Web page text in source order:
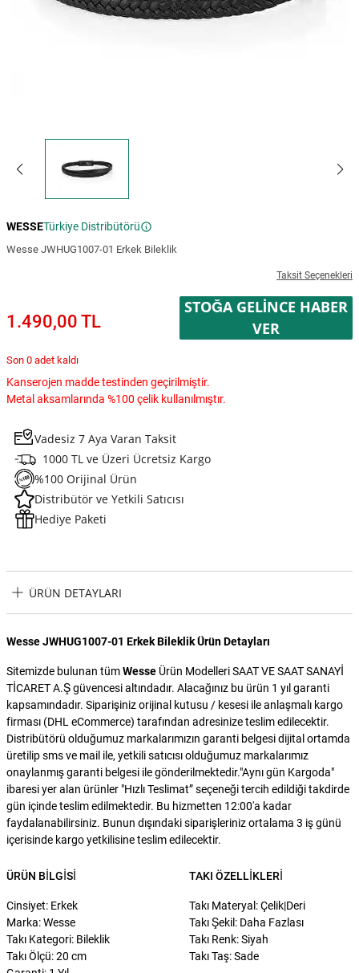
WESSETürkiye Distribütörü
Wesse JWHUG1007-01 Erkek Bileklik
Taksit Seçenekleri
1.490,00 TL
STOĞA GELINCE HABER
VER
Son 0 adet kaldı
Kanserojen madde testinden geçirilmiştir.
Metal aksamlarında %100 çelik kullanılmıştır.
Vadesiz 7 Aya Varan Taksit
1000 TL ve Üzeri Ücretsiz Kargo
%100 Orijinal Ürün
Distribütör ve Yetkili Satıcısı
Hediye Paketi
ÜRÜN DETAYLARI
Wesse JWHUG1007-01 Erkek Bileklik Ürün Detayları
Sitemizde bulunan tümWesse Ürün Modelleri SAAT VE SAAT SANAYİ
TİCARET A.Ş güvencesi altındadır. Alacağınız bu ürün 1 yıl garanti
kapsamındadır. Siparişiniz orijinal kutusu / kesesi ile anlaşmalı kargo
firması (DHL eCommerce) tarafından adresinize teslim edilecektir.
Distribütörü olduğumuz markalarımızın garanti belgesi dijital ortamda
üretilip sms ve mail ile, yetkili satıcısı olduğumuz markalarımız
onaylanmış garanti belgesi ile gönderilmektedir."Aynı gün Kargoda"
ibaresi yer alan ürünler "Hızlı Teslimat” seçeneği tercih edildiği takdirde
gün içinde teslim edilmektedir. Bu hizmetten 12:00'a kadar
faydalanabilirsiniz. Bunun dışındaki siparişleriniz ortalama 3 iş günü
içerisinde kargo yetkilisine teslim edilecektir.
ÜRÜN BILGISI
Cinsiyet: Erkek
Marka: Wesse
Takı Kategori: Bileklik
Takı Ölçü: 20 cm
TAKI ÖZELLIKLERI
Takı Materyal: Çelik|Deri
Takı Şekil: Daha Fazlası
Takı Renk: Siyah
Takı Taş: Sade